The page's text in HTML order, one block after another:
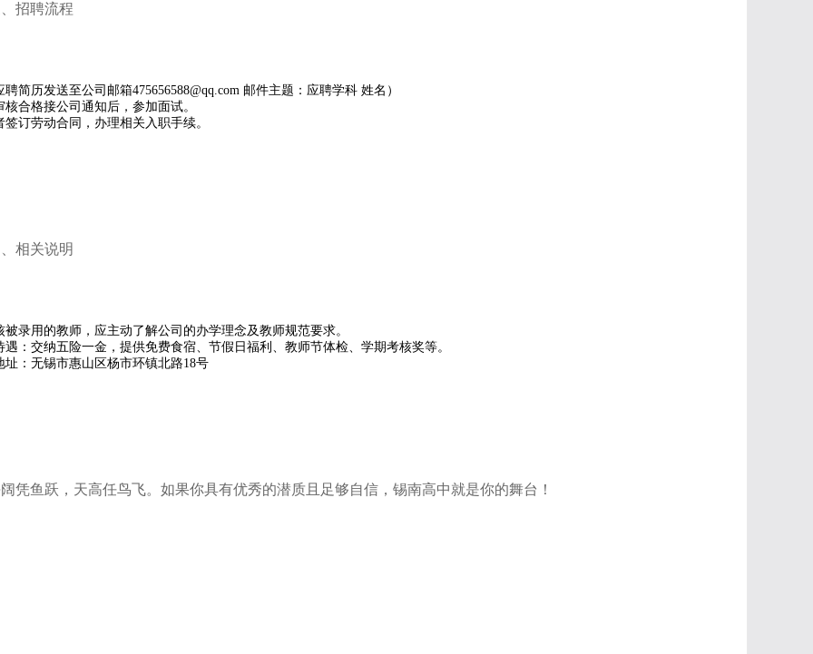
招聘流程
聘简历发送至公司邮箱475656588@qq.com 邮件主题：应聘学科 姓名）
核合格接公司通知后，参加面试。
签订劳动合同，办理相关入职手续。
相关说明
被录用的教师，应主动了解公司的办学理念及教师规范要求。
遇：交纳五险一金，提供免费食宿、节假日福利、教师节体检、学期考核奖等。
址：无锡市惠山区杨市环镇北路18号
凭鱼跃，天高任鸟飞。如果你具有优秀的潜质且足够自信，锡南高中就是你的舞台！